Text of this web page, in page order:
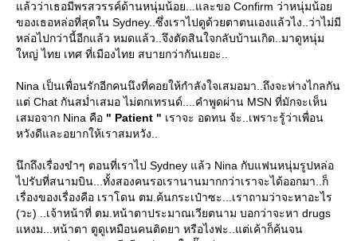
ล้วว่าเธอมีพรสวรรค์ด้านหนุ่มน้อย...และขอ Confirm ว่าหนุ่มน้อ
ของเธอหล่อที่สุดใน Sydney..ซึ่งเราไปดูด้วยตาตนเองแล้วไง..ว่าไม่มี
หล่อไปกว่านี้อีกแล้ว หมดแล้ว..จึงตัดสินใจกลับบ้านเกิด..มาดูหนุ่ม
หญ่ ไทย เทศ ที่เมืองไทย สบายกว่ากันเยอะ..
Nina เป็นเพื่อนรักอีกคนนึงที่คอยให้กำลังใจเสมอมา..ถึงจะห่างไกลกัน
ต่ Chat กันสม่ำเสมอ ไม่ตกเทรนด์....คำพูดผ่าน MSN ที่มักจะเห็น
เสมอจาก Nina คือ " Patient " เราจะ อดทน จ้ะ..เพราะรู้ว่าเพื่อน
หวังดีและอยากให้เราสมหวัง..
นึกถึงเรื่องขำๆ ตอนที่เราไป Sydney แล้ว Nina กับแฟนหนุ่มรูปหล่อ
ไปรับที่สนามบิน...ทั้งสองคนรอเรานานมากกว่าเราจะได้ออกมา..ก็
เรื่องของเรื่องคือ เราโดน ตม.ค้นกระเป๋าซะ...เราถามว่าจะหาอะไร
(วะ) ..เจ้าหน้าที่ ตม.หน้าตาประมาณเวียตนาม บอกว่าจะหา drugs
หงม...หน้าตา ตูดูเหมือนคนติดยา หรือไงฟะ..แต่เค้าก็ค้นจน